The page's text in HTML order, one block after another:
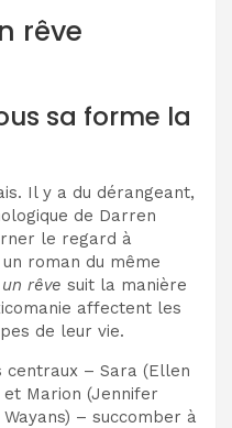
rêve
sa forme la
Il y a du dérangeant,
de Darren
le regard à
roman du même
rêve suit la manière
affectent les
de leur vie.
– Sara (Ellen
Marion (Jennifer
– succomber à